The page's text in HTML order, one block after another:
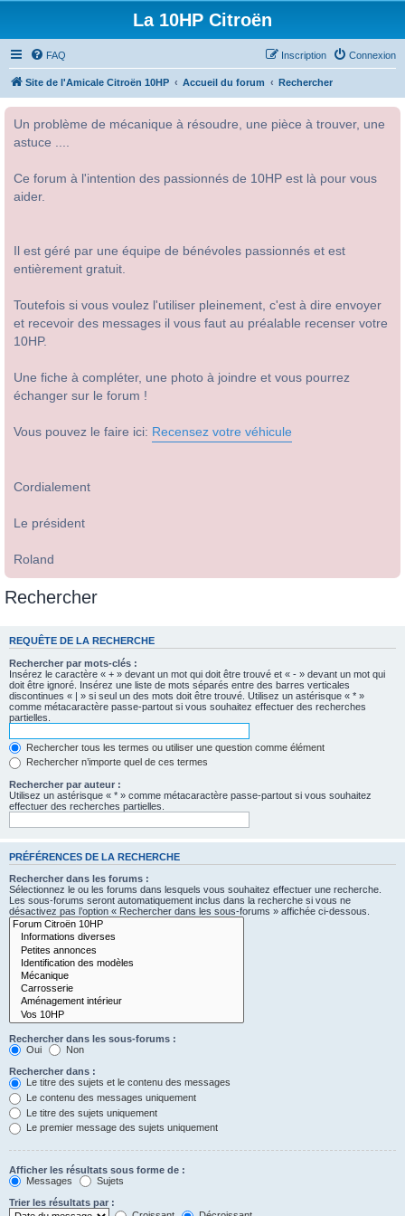
La 10HP Citroën
FAQ Connexion
Inscription
Site de l'Amicale Citroën 10HP Accueil du forum Rechercher
Un problème de mécanique à résoudre, une pièce à trouver, une
astuce ....
Ce forum à l'intention des passionnés de 10HP est là pour vous
aider.
Il est géré par une équipe de bénévoles passionnés et est
entièrement gratuit.
Toutefois si vous voulez l'utiliser pleinement, c'est à dire envoyer
et recevoir des messages il vous faut au préalable recenser votre
10HP.
Une fiche à compléter, une photo à joindre et vous pourrez
échanger sur le forum !
Vous pouvez le faire ici: Recensez votre véhicule
Cordialement
Le président
Roland
Rechercher
REQUÊTE DE LA RECHERCHE
Rechercher par mots-clés :
Insérez le caractère « + » devant un mot qui doit être trouvé et « - » devant un mot qui
doit être ignoré. Insérez une liste de mots séparés entre des barres verticales
discontinues « | » si seul un des mots doit être trouvé. Utilisez un astérisque « * »
comme métacaractère passe-partout si vous souhaitez effectuer des recherches
partielles.
Rechercher tous les termes ou utiliser une question comme élément
Rechercher n’importe quel de ces termes
Rechercher par auteur :
Utilisez un astérisque « * » comme métacaractère passe-partout si vous souhaitez
effectuer des recherches partielles.
PRÉFÉRENCES DE LA RECHERCHE
Rechercher dans les forums :
Sélectionnez le ou les forums dans lesquels vous souhaitez effectuer une recherche.
Les sous-forums seront automatiquement inclus dans la recherche si vous ne
désactivez pas l’option « Rechercher dans les sous-forums » affichée ci-dessous.
Rechercher dans les sous-forums :
Oui
Non
Rechercher dans :
Le titre des sujets et le contenu des messages
Le contenu des messages uniquement
Le titre des sujets uniquement
Le premier message des sujets uniquement
Afficher les résultats sous forme de :
Messages
Sujets
Trier les résultats par :